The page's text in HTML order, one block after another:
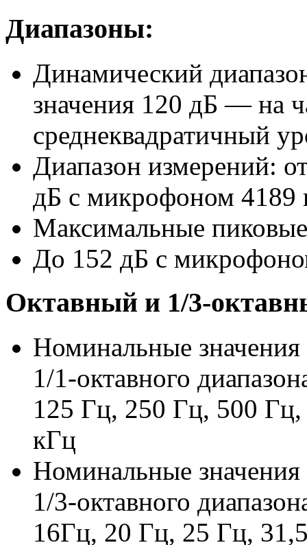
Диапазоны:
Динамический
значения 120 дБ — на
среднеквадратичный
Диапазон измерений:
дБ с микрофоном
Максимальные
До 152 дБ с
Октавный и 1/3-
Номинальные значения
1/1-октавного
125 Гц, 250 Гц, 500
кГц
Номинальные значения
1/3-октавного
16Гц, 20 Гц, 25 Гц,